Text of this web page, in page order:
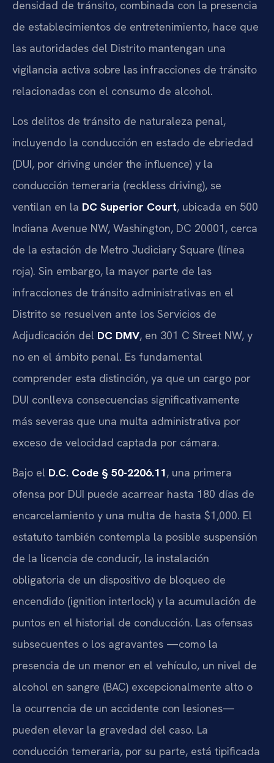
densidad de tránsito, combinada con la presencia
de establecimientos de entretenimiento, hace que
las autoridades del Distrito mantengan una
vigilancia activa sobre las infracciones de tránsito
relacionadas con el consumo de alcohol.
Los delitos de tránsito de naturaleza penal,
incluyendo la conducción en estado de ebriedad
(DUI, por driving under the influence) y la
conducción temeraria (reckless driving), se
ventilan en la DC Superior Court, ubicada en 500
Indiana Avenue NW, Washington, DC 20001, cerca
de la estación de Metro Judiciary Square (línea
roja). Sin embargo, la mayor parte de las
infracciones de tránsito administrativas en el
Distrito se resuelven ante los Servicios de
Adjudicación del DC DMV, en 301 C Street NW, y
no en el ámbito penal. Es fundamental
comprender esta distinción, ya que un cargo por
DUI conlleva consecuencias significativamente
más severas que una multa administrativa por
exceso de velocidad captada por cámara.
Bajo el D.C. Code § 50-2206.11, una primera
ofensa por DUI puede acarrear hasta 180 días de
encarcelamiento y una multa de hasta $1,000. El
estatuto también contempla la posible suspensión
de la licencia de conducir, la instalación
obligatoria de un dispositivo de bloqueo de
encendido (ignition interlock) y la acumulación de
puntos en el historial de conducción. Las ofensas
subsecuentes o los agravantes —como la
presencia de un menor en el vehículo, un nivel de
alcohol en sangre (BAC) excepcionalmente alto o
la ocurrencia de un accidente con lesiones—
pueden elevar la gravedad del caso. La
conducción temeraria, por su parte, está tipificada